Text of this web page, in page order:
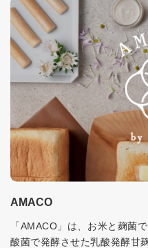
AMACO
「AMACO」は、お米と麹菌
酸菌で発酵させた乳酸発酵甘